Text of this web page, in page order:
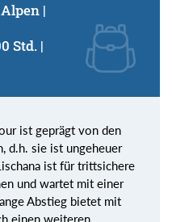
|
Std. |
ist geprägt von den
d.h. sie ist ungeheuer
ist für trittsichere
und wartet mit einer
Abstieg bietet mit
einen weiteren